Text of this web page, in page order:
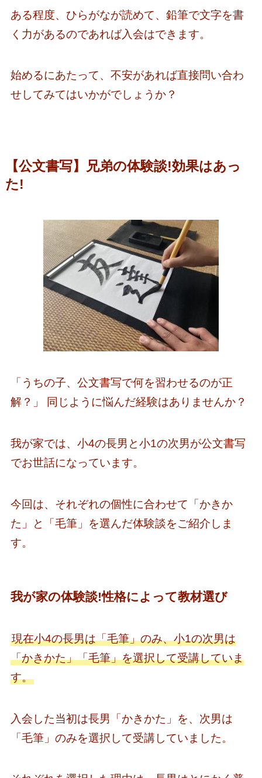
ある程度、ひらがなが読めて、鉛筆で文字を書
く力があるのであれば入会はできます。
始めるにあたって、不安があれば直接問い合わ
せしてみてはいかがでしょうか？
【公文書写】兄弟の体験談!効果はあっ
た!
「うちの子、公文書写で何を習わせるのが正
解？」 同じように悩んだ経験はありませんか？
我が家では、小4の長男と小1の次男が公文書写
でお世話になっています。
今回は、それぞれの個性に合わせて「かきか
た」と「毛筆」を選んだ体験談をご紹介しま
す。
我が家の体験談!性格によって教材選び
現在小4の長男は「毛筆」のみ、小1の次男は
「かきかた」「毛筆」を選択して受講していま
す。
入会した当初は長男「かきかた」を、次男は
「毛筆」のみを選択して受講していました。